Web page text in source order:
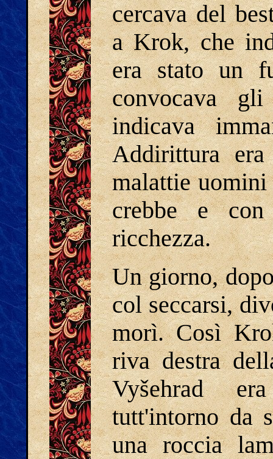
cercava del
a Krok, che
era stato un
convocava
indicava
Addirittura
malattie
crebbe e
ricchezza.
Un giorno,
col seccarsi,
morì. Così
riva destra
Vyšehrad
tutt'intorno da
una roccia